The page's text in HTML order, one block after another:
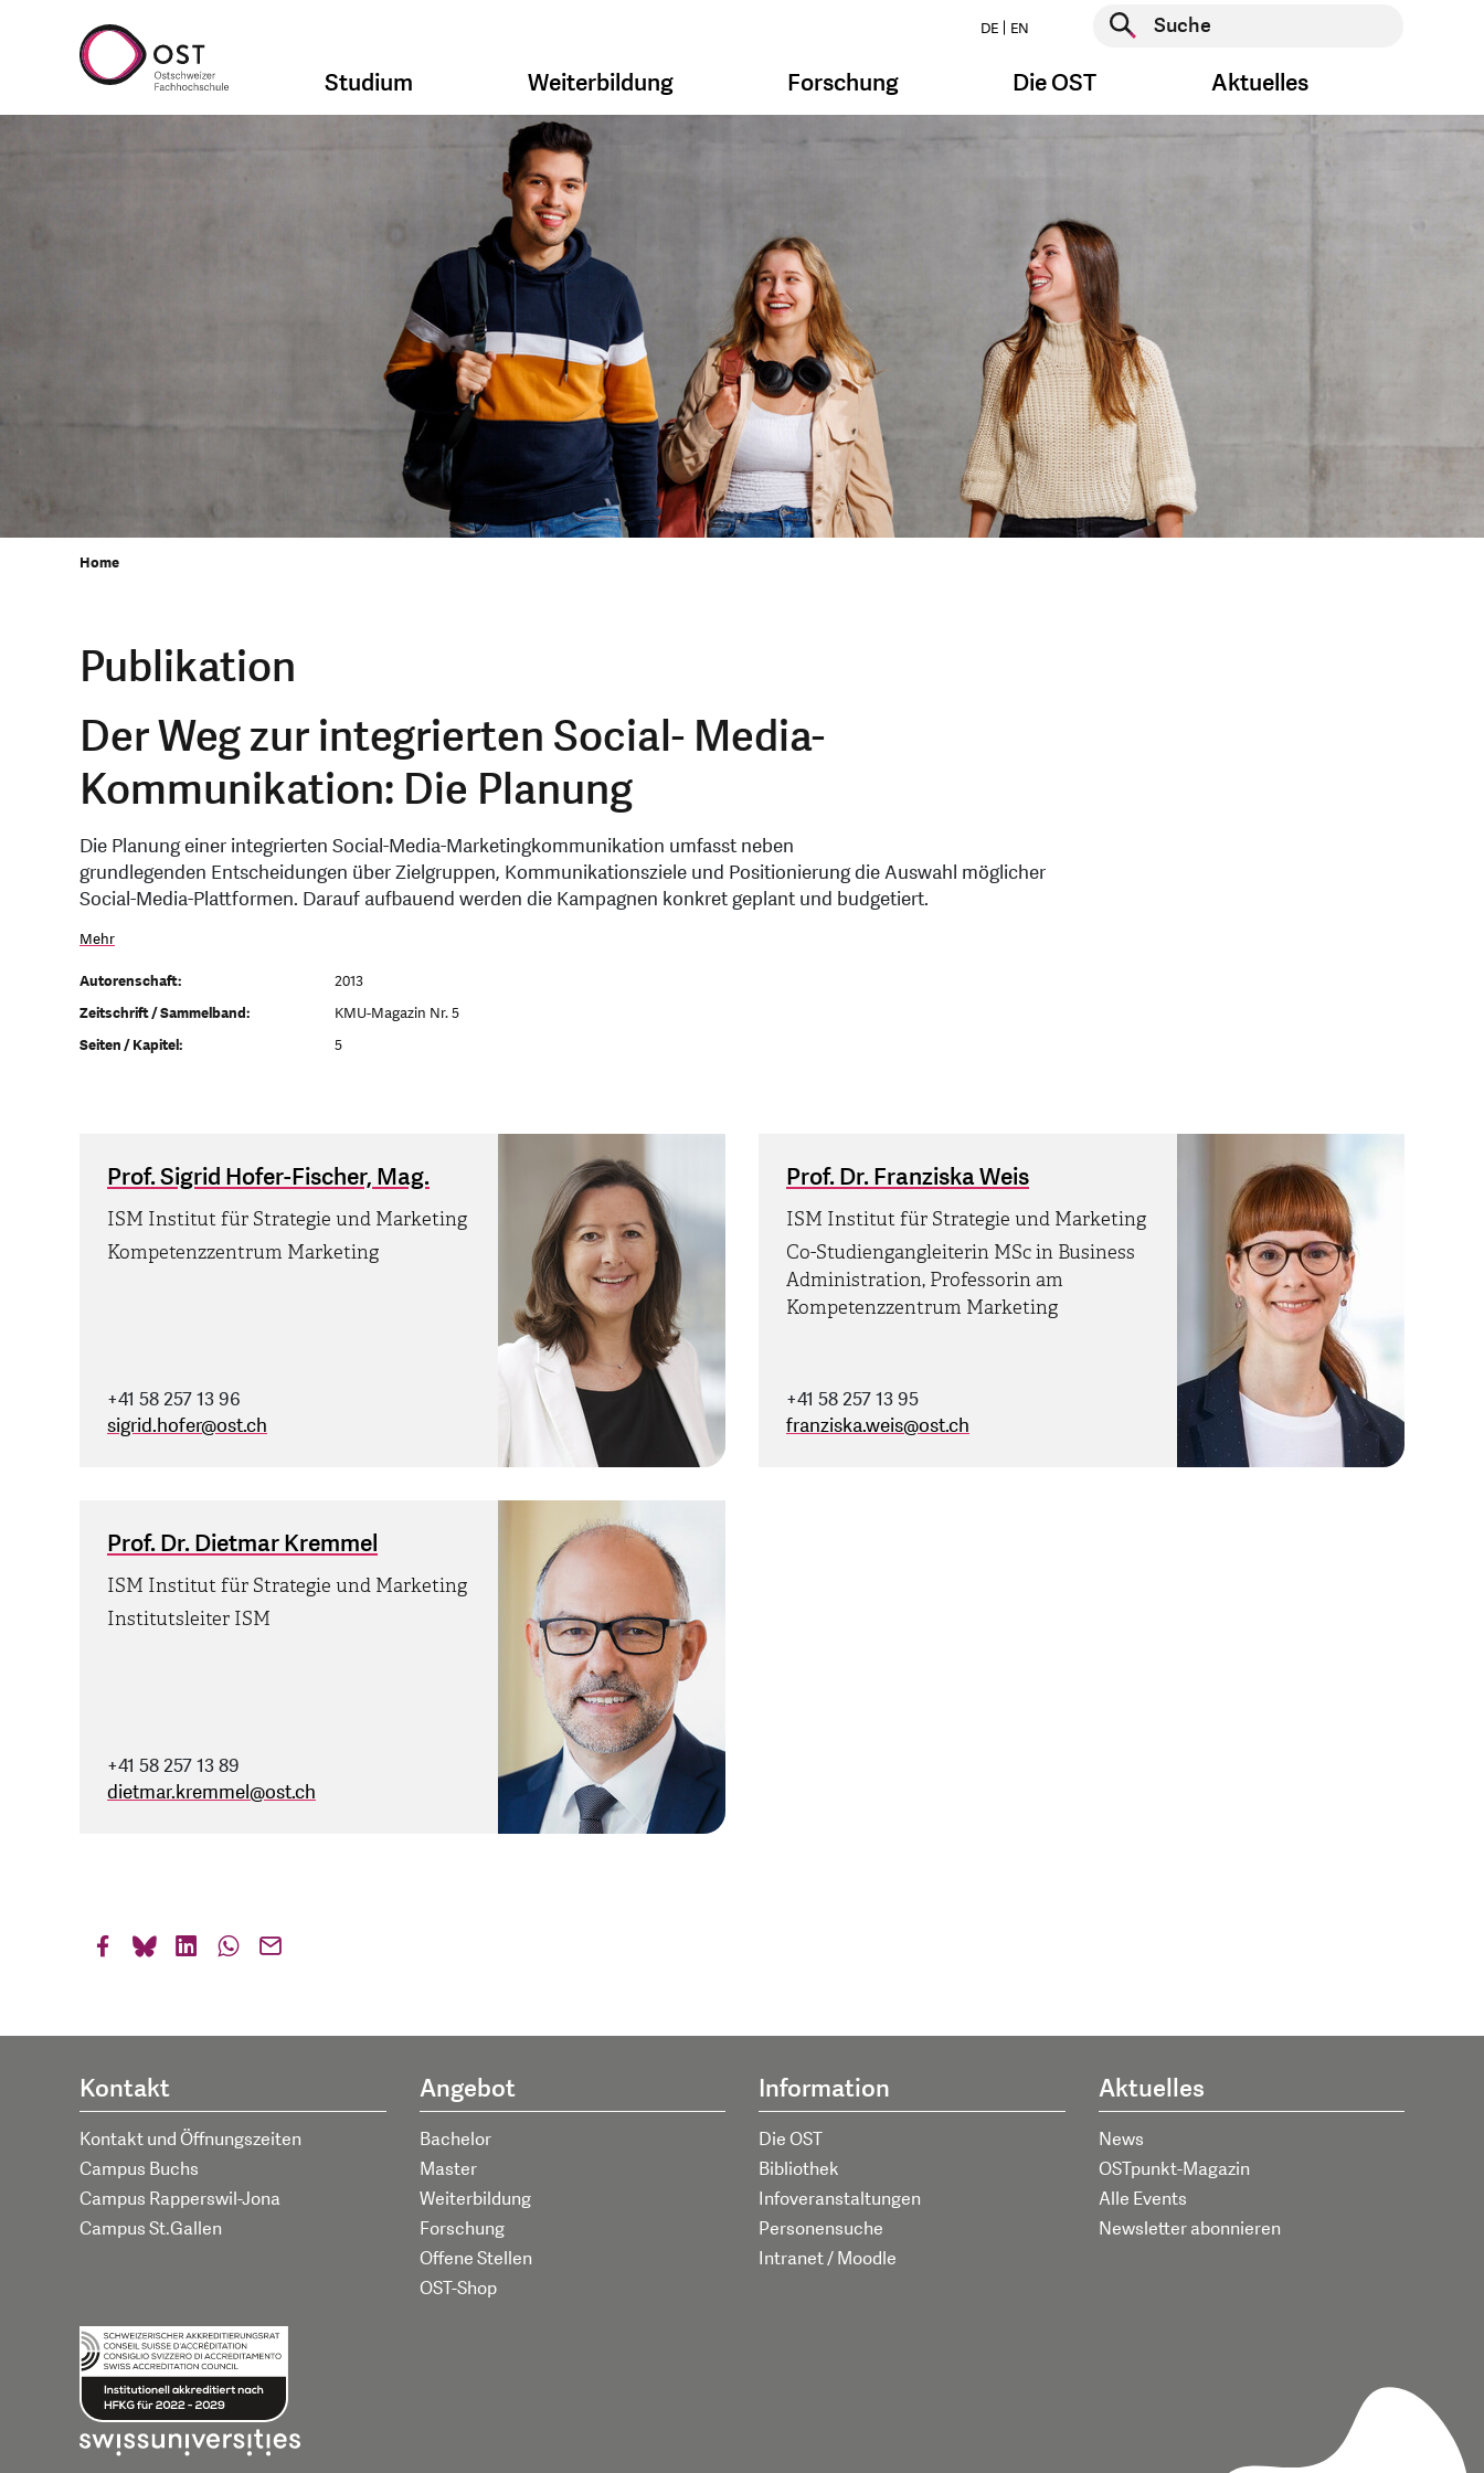
DE EN
Suche starten
Studium Weiterbildung Forschung Die OST Aktuelles
Home
Publikation
Der Weg zur integrierten Social- Media-
Kommunikation: Die Planung
Die Planung einer integrierten Social-Media-Marketingkommunikation umfasst neben
grundlegenden Entscheidungen über Zielgruppen, Kommunikationsziele und Positionierung die Auswahl möglicher
Social-Media-Plattformen. Darauf aufbauend werden die Kampagnen konkret geplant und budgetiert.
Mehr
Autorenschaft:
2013
Zeitschrift / Sammelband:
KMU-Magazin Nr. 5
Seiten / Kapitel:
5
Prof. Sigrid Hofer-Fischer, Mag.
ISM Institut für Strategie und Marketing
Kompetenzzentrum Marketing
+41 58 257 13 96
sigrid.hofer@ost.ch
Prof. Dr. Franziska Weis
ISM Institut für Strategie und Marketing
Co-Studiengangleiterin MSc in Business
Administration, Professorin am
Kompetenzzentrum Marketing
+41 58 257 13 95
franziska.weis@ost.ch
Prof. Dr. Dietmar Kremmel
ISM Institut für Strategie und Marketing
Institutsleiter ISM
+41 58 257 13 89
dietmar.kremmel@ost.ch
Kontakt
Kontakt und Öffnungszeiten
Campus Buchs
Campus Rapperswil-Jona
Campus St.Gallen
Angebot
Bachelor
Master
Weiterbildung
Forschung
Offene Stellen
OST-Shop
Information
Die OST
Bibliothek
Infoveranstaltungen
Personensuche
Intranet / Moodle
Aktuelles
News
OSTpunkt-Magazin
Alle Events
Newsletter abonnieren